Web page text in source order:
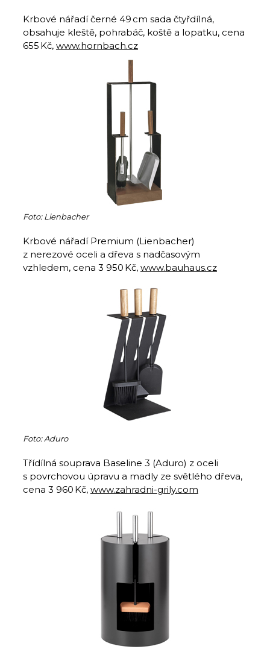
Krbové nářadí černé 49 cm sada čtyřdílná,
obsahuje kleště, pohrabáč, koště a lopatku, cena
655 Kč, www.hornbach.cz
Foto: Lienbacher
Krbové nářadí Premium (Lienbacher)
z nerezové oceli a dřeva s nadčasovým
vzhledem, cena 3 950 Kč, www.bauhaus.cz
Foto: Aduro
Třídílná souprava Baseline 3 (Aduro) z oceli
s povrchovou úpravu a madly ze světlého dřeva,
cena 3 960 Kč, www.zahradni-grily.com